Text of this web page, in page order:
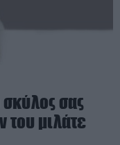
σκύλος σας
του μιλάτε